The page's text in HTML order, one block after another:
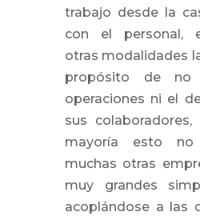
trabajo desde la
con el personal,
otras modalidades
propósito de no
operaciones ni el
sus
mayoría esto no
muchas otras
muy grandes
acoplándose a las